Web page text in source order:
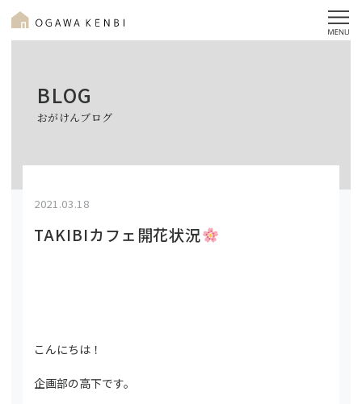
BLOG
おがけんブログ
2021.03.18
TAKIBIカフェ開花状況
こんにちは！
企画部の高下です。